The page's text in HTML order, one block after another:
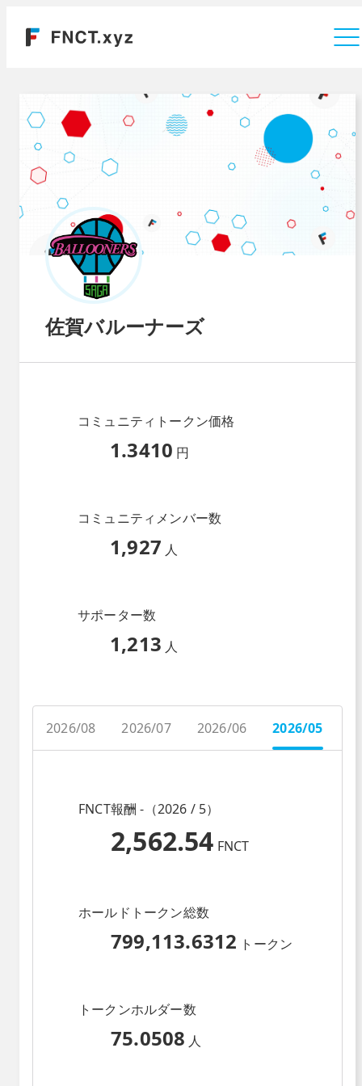
佐賀バルーナーズ
コミュニティトークン価格
1.3410 円
コミュニティメンバー数
1,927 人
サポーター数
1,213 人
2026/08 2026/07 2026/06 2026/05
FNCT報酬 -（2026 / 5）
2,562.54 FNCT
ホールドトークン総数
799,113.6312 トークン
トークンホルダー数
75.0508 人